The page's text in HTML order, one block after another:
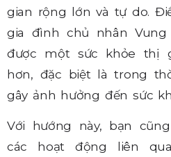
gian rộng lớn và tự do.
gia đình chủ nhân Vung
được một sức khỏe thị
hơn, đặc biệt là trong
gây ảnh hưởng đến sức
Với hướng này, bạn
các hoạt động liên